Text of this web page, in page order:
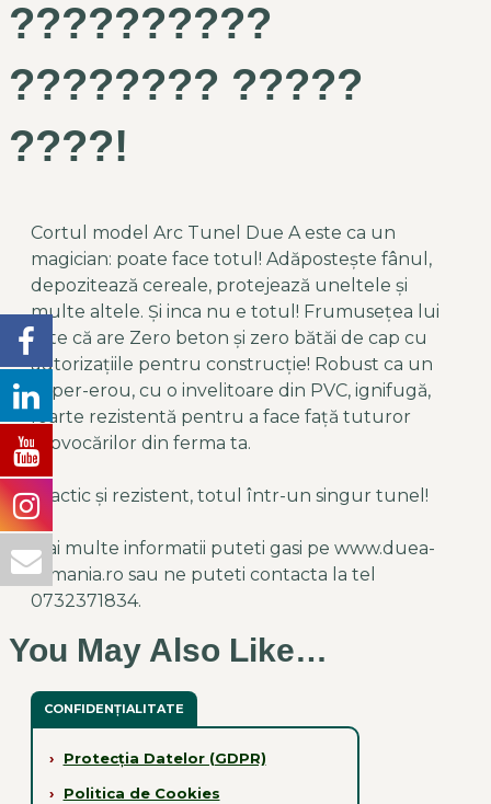
??????????
???????? ?????
????!
Cortul model Arc Tunel Due A este ca un
magician: poate face totul! Adăpostește fânul,
depozitează cereale, protejează uneltele și
multe altele. Și inca nu e totul! Frumusețea lui
este că are Zero beton și zero bătăi de cap cu
autorizațiile pentru construcție! Robust ca un
super-erou, cu o invelitoare din PVC, ignifugă,
foarte rezistentă pentru a face față tuturor
provocărilor din ferma ta.
Practic și rezistent, totul într-un singur tunel!
Mai multe informatii puteti gasi pe www.duea-
romania.ro sau ne puteti contacta la tel
0732371834.
You May Also Like…
CONFIDENȚIALITATE
›
Protecția Datelor (GDPR)
›
Politica de Cookies